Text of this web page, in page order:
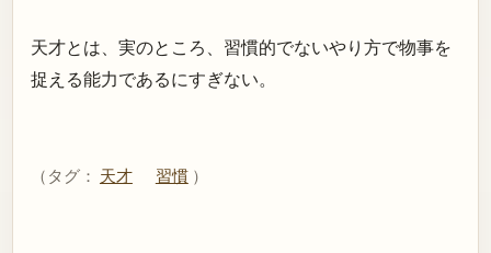
天才とは、実のところ、習慣的でないやり方で物事を
捉える能力であるにすぎない。
（タグ： 天才 習慣 ）